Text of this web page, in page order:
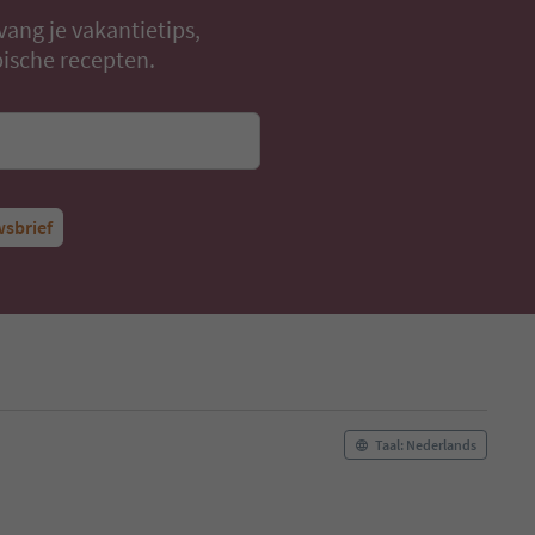
je vakantietips,
recepten.
Taal: Nederlands